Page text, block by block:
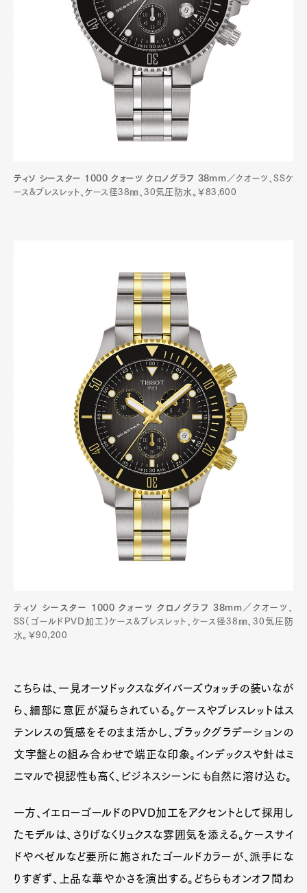
ティソ シースター 1000 クォーツ クロノグラフ 38mm ／クオーツ、SSケ
ース&ブレスレット、ケース径38㎜、30気圧防水。￥83,600
ティソ シースター 1000 クォーツ クロノグラフ 38mm ／クオーツ、
SS（ゴールドPVD加工）ケース&ブレスレット、ケース径38㎜、30気圧防
水。￥90,200
こちらは、一見オーソドックスなダイバーズウォッチの装いなが
ら、細部に意匠が凝らされている。ケースやブレスレットはス
テンレスの質感をそのまま活かし、ブラックグラデーションの
文字盤との組み合わせで端正な印象。インデックスや針はミ
ニマルで視認性も高く、ビジネスシーンにも自然に溶け込む。
一方、イエローゴールドのPVD加工をアクセントとして採用し
たモデルは、さりげなくリュクスな雰囲気を添える。ケースサイ
ドやベゼルなど要所に施されたゴールドカラーが、派手にな
りすぎず、上品な華やかさを演出する。どちらもオンオフ問わ